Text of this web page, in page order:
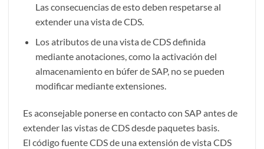
Las consecuencias de esto deben respetarse al
extender una vista de CDS.
Los atributos de una vista de CDS definida
mediante anotaciones, como la activación del
almacenamiento en búfer de SAP, no se pueden
modificar mediante extensiones.
Es aconsejable ponerse en contacto con SAP antes de
extender las vistas de CDS desde paquetes basis.
El código fuente CDS de una extensión de vista CDS